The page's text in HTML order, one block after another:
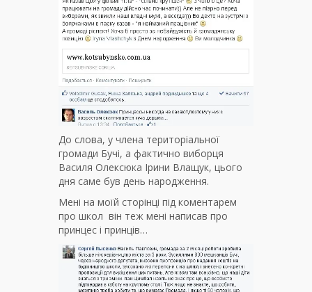
До слова, у члена територіальної
громади Бучі, а фактично виборця
Василя Олексюка Ірини Влащук, цього
дня саме був день народження.
Мені на моїй сторінці під коментарем
про школ він теж мені написав про
принцес і принців…